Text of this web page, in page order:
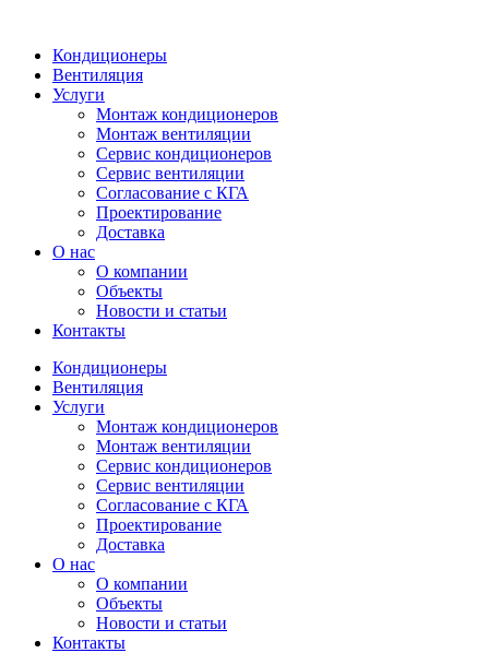
Кондиционеры
Вентиляция
Услуги
Монтаж кондиционеров
Монтаж вентиляции
Сервис кондиционеров
Сервис вентиляции
Согласование с КГА
Проектирование
Доставка
О нас
О компании
Объекты
Новости и статьи
Контакты
Кондиционеры
Вентиляция
Услуги
Монтаж кондиционеров
Монтаж вентиляции
Сервис кондиционеров
Сервис вентиляции
Согласование с КГА
Проектирование
Доставка
О нас
О компании
Объекты
Новости и статьи
Контакты